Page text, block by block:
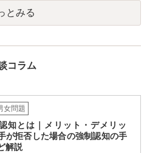
。 ただ、極端な話相手に収入がなか
、実際上の回収が難しい可能性はあ
とみる
コラム
女問題
知とは｜メリット・デメリッ
が拒否した場合の強制認知の手
解説